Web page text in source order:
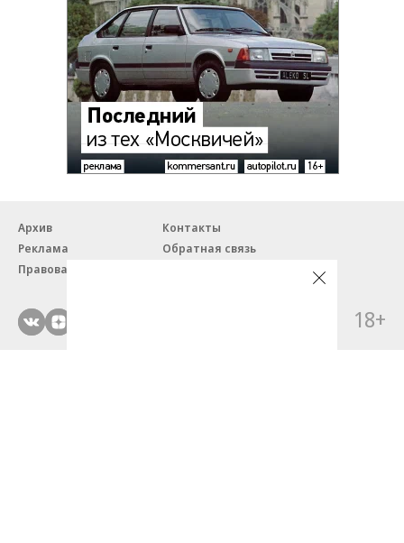
Архив
Контакты
Реклама
Обратная связь
Правовая информация
18+